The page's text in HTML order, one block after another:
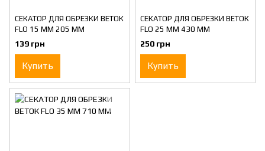
СЕКАТОР ДЛЯ ОБРЕЗКИ ВЕТОК
FLO 15 ММ 205 ММ
139 грн
Купить
СЕКАТОР ДЛЯ ОБРЕЗКИ ВЕТОК
FLO 25 ММ 430 ММ
250 грн
Купить